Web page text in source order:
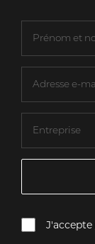
J'accepte